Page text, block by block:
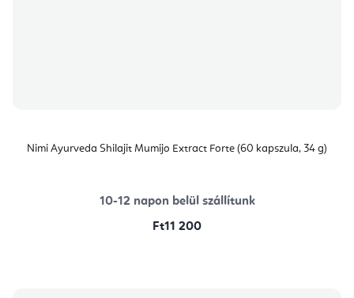
Nimi Ayurveda Shilajit Mumijo Extract Forte (60 kapszula, 34 g)
10-12 napon belül szállítunk
Ft11 200